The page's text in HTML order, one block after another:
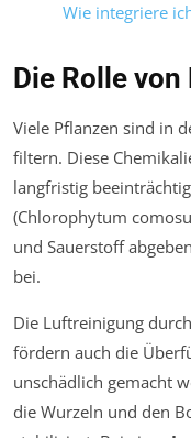
Wie integriere
Die Rolle
Viele Pflanzen sind in
filtern. Diese
langfristig
(Chlorophytum
und Sauerstoff
bei.
Die Luftreinigung
fördern auch die
unschädlich gemacht
die Wurzeln und den